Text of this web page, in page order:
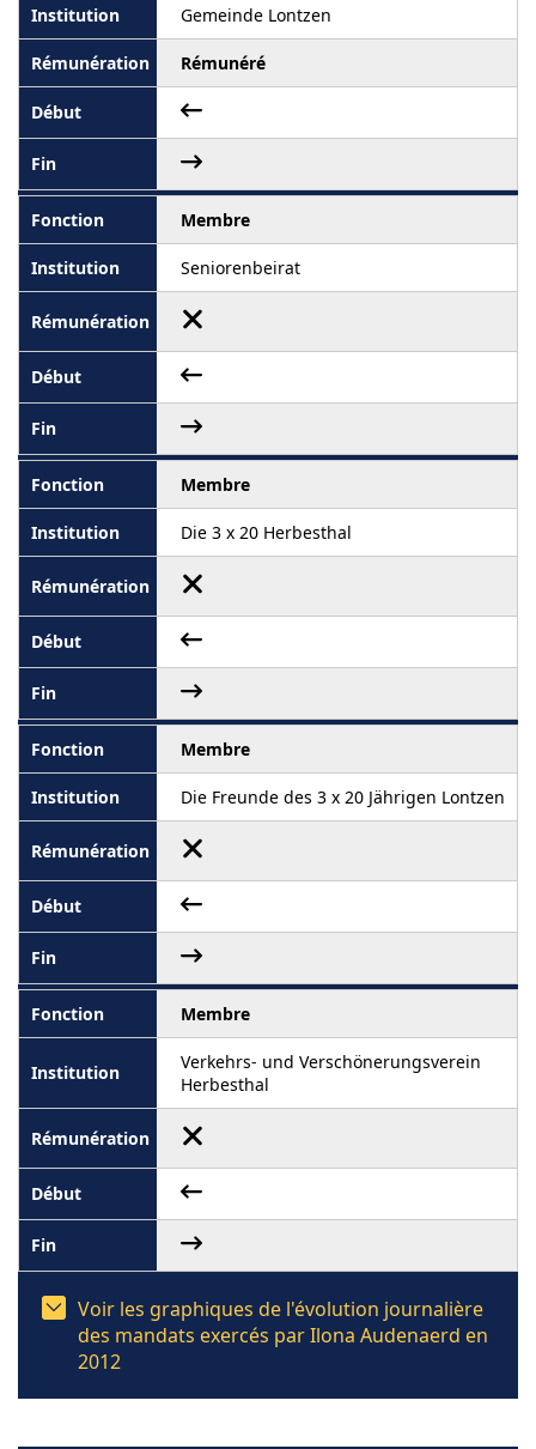
Gemeinde Lontzen
Rémunéré
Membre
Seniorenbeirat
Membre
Die 3 x 20 Herbesthal
Membre
Die Freunde des 3 x 20 Jährigen Lontzen
Membre
Verkehrs- und Verschönerungsverein
Herbesthal
Voir les graphiques de l'évolution journalière
des mandats exercés par Ilona Audenaerd en
2012